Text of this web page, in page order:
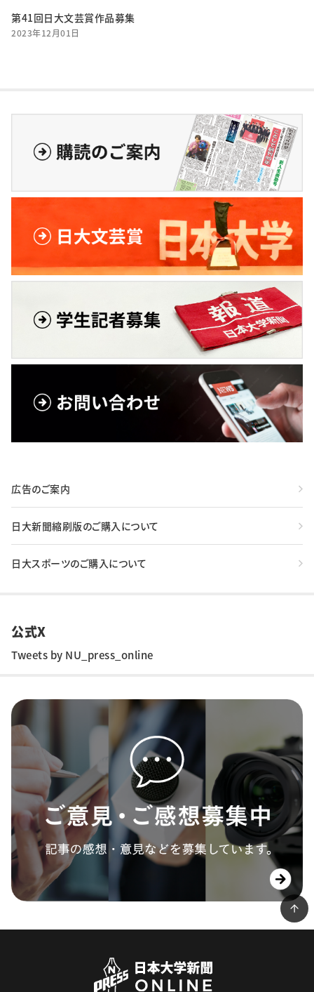
第41回日大文芸賞作品募集
2023年12月01日
広告のご案内
日大新聞縮刷版のご購入について
日大スポーツのご購入について
公式X
Tweets by NU_press_online